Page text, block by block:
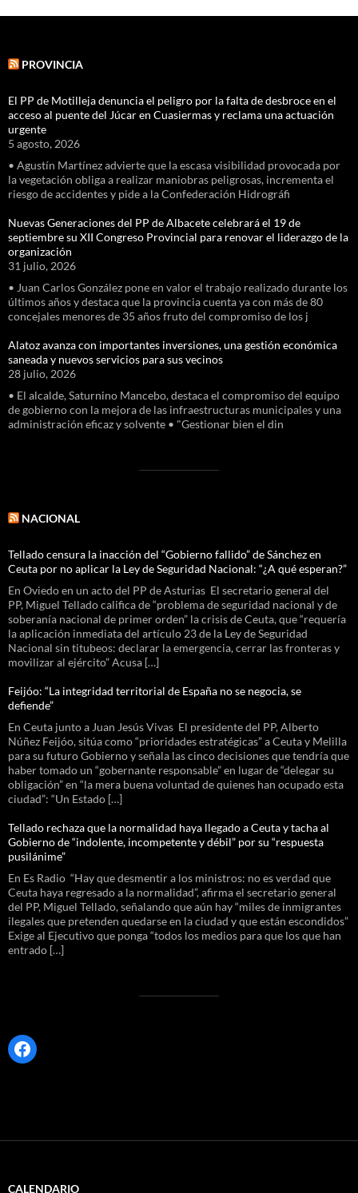
PROVINCIA
El PP de Motilleja denuncia el peligro por la falta de desbroce en el
acceso al puente del Júcar en Cuasiermas y reclama una actuación
urgente
5 agosto, 2026
• Agustín Martínez advierte que la escasa visibilidad provocada por
la vegetación obliga a realizar maniobras peligrosas, incrementa el
riesgo de accidentes y pide a la Confederación Hidrográfi
Nuevas Generaciones del PP de Albacete celebrará el 19 de
septiembre su XII Congreso Provincial para renovar el liderazgo de la
organización
31 julio, 2026
• Juan Carlos González pone en valor el trabajo realizado durante los
últimos años y destaca que la provincia cuenta ya con más de 80
concejales menores de 35 años fruto del compromiso de los j
Alatoz avanza con importantes inversiones, una gestión económica
saneada y nuevos servicios para sus vecinos
28 julio, 2026
• El alcalde, Saturnino Mancebo, destaca el compromiso del equipo
de gobierno con la mejora de las infraestructuras municipales y una
administración eficaz y solvente • "Gestionar bien el din
NACIONAL
Tellado censura la inacción del “Gobierno fallido” de Sánchez en
Ceuta por no aplicar la Ley de Seguridad Nacional: “¿A qué esperan?”
En Oviedo en un acto del PP de Asturias El secretario general del
PP, Miguel Tellado califica de “problema de seguridad nacional y de
soberanía nacional de primer orden” la crisis de Ceuta, que “requería
la aplicación inmediata del artículo 23 de la Ley de Seguridad
Nacional sin titubeos: declarar la emergencia, cerrar las fronteras y
movilizar al ejército” Acusa […]
Feijóo: “La integridad territorial de España no se negocia, se
defiende”
En Ceuta junto a Juan Jesús Vivas El presidente del PP, Alberto
Núñez Feijóo, sitúa como “prioridades estratégicas” a Ceuta y Melilla
para su futuro Gobierno y señala las cinco decisiones que tendría que
haber tomado un “gobernante responsable” en lugar de “delegar su
obligación” en “la mera buena voluntad de quienes han ocupado esta
ciudad”: “Un Estado […]
Tellado rechaza que la normalidad haya llegado a Ceuta y tacha al
Gobierno de “indolente, incompetente y débil” por su “respuesta
pusilánime”
En Es Radio “Hay que desmentir a los ministros: no es verdad que
Ceuta haya regresado a la normalidad”, afirma el secretario general
del PP, Miguel Tellado, señalando que aún hay “miles de inmigrantes
ilegales que pretenden quedarse en la ciudad y que están escondidos”
Exige al Ejecutivo que ponga “todos los medios para que los que han
entrado […]
Facebook
CALENDARIO